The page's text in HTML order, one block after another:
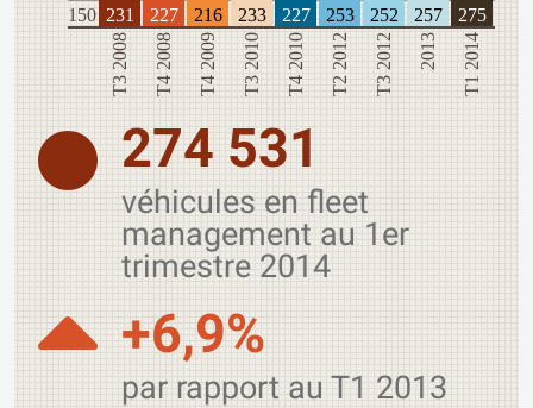
150
T3 2008 T4 2008 T4 2009 T3 2010 T4 2010 T2 2012 T3 2012 2013 T1 2014
231 227 216 233 227 253 252 257 275
274 531
véhicules en fleet
management au 1er
trimestre 2014
+6,9%
par rapport au T1 2013